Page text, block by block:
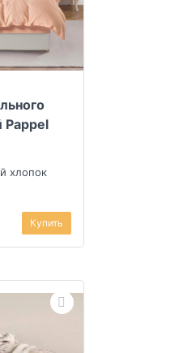
Pappel
хлопок
Купить